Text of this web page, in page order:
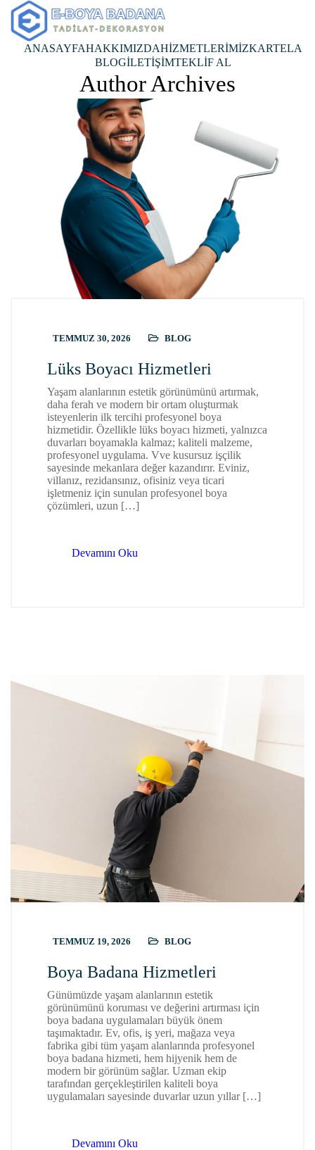
ANASAYFAHAKKIMIZDAHİZMETLERİMİZKARTELA
BLOGİLETİŞİMTEKLİF AL
Author Archives
TEMMUZ 30, 2026 BLOG
Lüks Boyacı Hizmetleri
Yaşam alanlarının estetik görünümünü artırmak,
daha ferah ve modern bir ortam oluşturmak
isteyenlerin ilk tercihi profesyonel boya
hizmetidir. Özellikle lüks boyacı hizmeti, yalnızca
duvarları boyamakla kalmaz; kaliteli malzeme,
profesyonel uygulama. Vve kusursuz işçilik
sayesinde mekanlara değer kazandırır. Eviniz,
villanız, rezidansınız, ofisiniz veya ticari
işletmeniz için sunulan profesyonel boya
çözümleri, uzun […]
Devamını Oku
TEMMUZ 19, 2026 BLOG
Boya Badana Hizmetleri
Günümüzde yaşam alanlarının estetik
görünümünü koruması ve değerini artırması için
boya badana uygulamaları büyük önem
taşımaktadır. Ev, ofis, iş yeri, mağaza veya
fabrika gibi tüm yaşam alanlarında profesyonel
boya badana hizmeti, hem hijyenik hem de
modern bir görünüm sağlar. Uzman ekip
tarafından gerçekleştirilen kaliteli boya
uygulamaları sayesinde duvarlar uzun yıllar […]
Devamını Oku